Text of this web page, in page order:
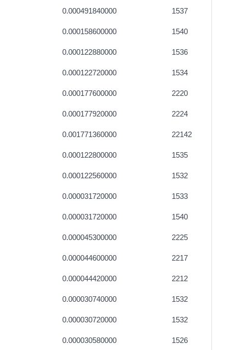
0.000491840000 1537
0.000158600000 1540
0.000122880000 1536
0.000122720000 1534
0.000177600000 2220
0.000177920000 2224
0.001771360000 22142
0.000122800000 1535
0.000122560000 1532
0.000031720000 1533
0.000031720000 1540
0.000045300000 2225
0.000044600000 2217
0.000044420000 2212
0.000030740000 1532
0.000030720000 1532
0.000030580000 1526